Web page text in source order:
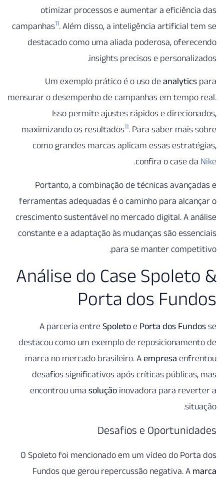
otimizar processos e aumentar a
campanhas 11. Além disso, a inteligência artificial
destacado como uma aliada poderosa,
insights precisos e
Um exemplo prático é o uso deanalytics
mensurar o desempenho de campanhas em
Isso permite ajustes rápidos e
maximizando os resultados11. Para saber mais
como grandes marcas aplicam essas
confira o case
Portanto, a combinação de técnicas
ferramentas adequadas é o caminho para
crescimento sustentável no mercado digital. A
constante e a adaptação às mudanças são
para se manter
Análise do Case
Porta dos
A parceria entreSpoletoePorta dos
destacou como um exemplo de
marca no mercado brasileiro. Aempresa
desafios significativos após críticas
encontrou umasoluçãoinovadora para
Desafios e
O Spoleto foi mencionado em um vídeo do
Fundos que gerou repercussão negativa. A